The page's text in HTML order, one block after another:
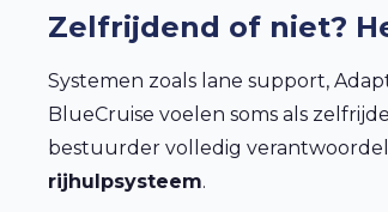
Zelfrijdend of niet?
Systemen zoals lane support,
BlueCruise voelen soms als
bestuurder volledig
rijhulpsysteem.